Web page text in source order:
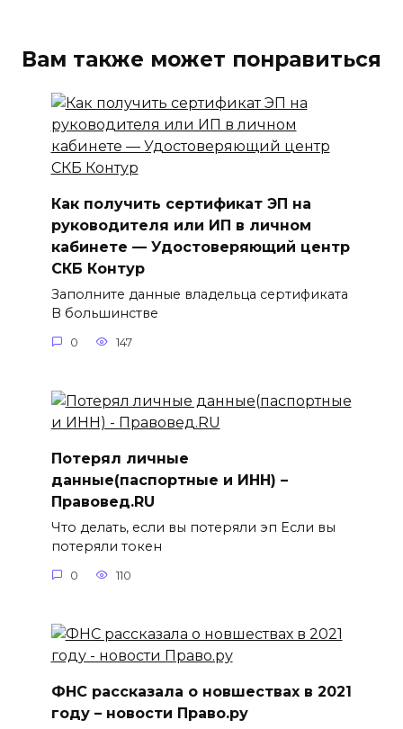
Вам также может понравиться
Как получить сертификат ЭП на
руководителя или ИП в личном
кабинете — Удостоверяющий центр
СКБ Контур
Заполните данные владельца сертификата
В большинстве
0 147
Потерял личные
данные(паспортные и ИНН) –
Правовед.RU
Что делать, если вы потеряли эп Если вы
потеряли токен
0 110
ФНС рассказала о новшествах в 2021
году – новости Право.ру